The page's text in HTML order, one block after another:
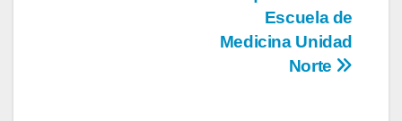
Escuela de
Medicina Unidad
Norte